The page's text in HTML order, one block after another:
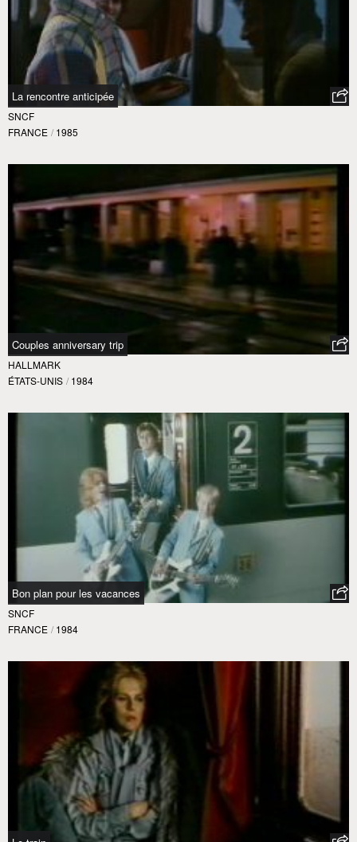
La rencontre anticipée
SNCF
FRANCE / 1985
Couples anniversary trip
HALLMARK
ÉTATS-UNIS / 1984
Bon plan pour les vacances
SNCF
FRANCE / 1984